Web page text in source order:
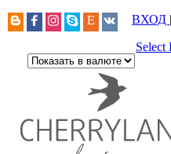
ВХОД |
Select